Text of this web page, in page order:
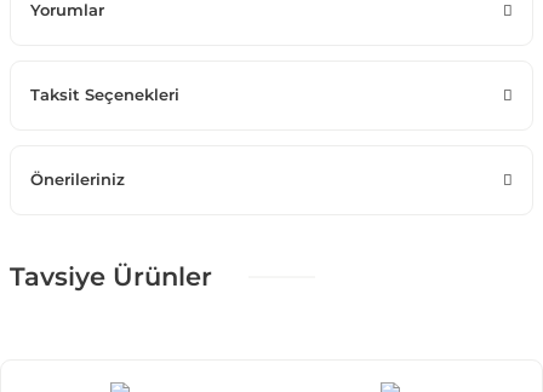
Yorumlar
Taksit Seçenekleri
Önerileriniz
Tavsiye Ürünler